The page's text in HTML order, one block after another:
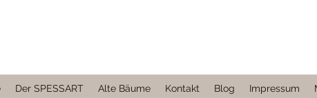
Der SPESSART Alte Bäume Kontakt Blog Impressum